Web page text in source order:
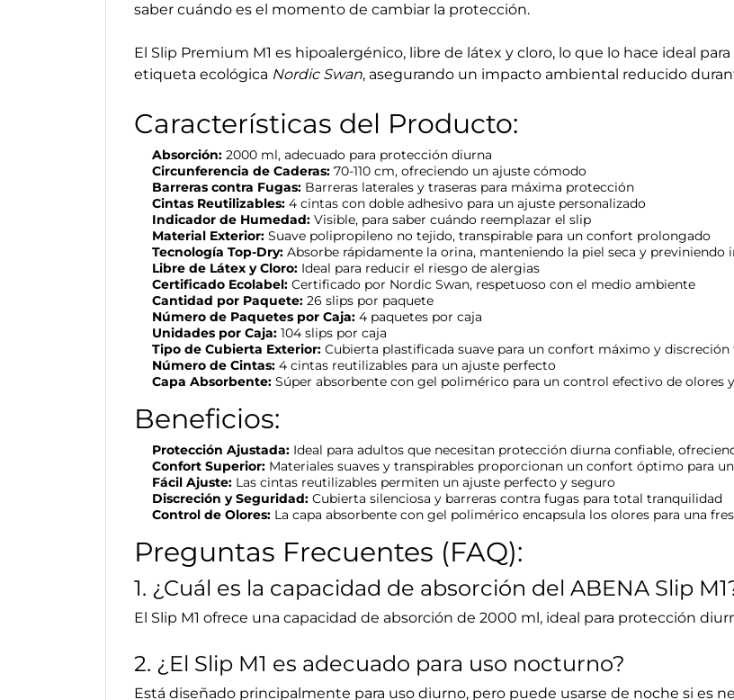
saber cuándo es el momento de cambiar la protección.
El Slip Premium M1 es hipoalergénico, libre de látex y cloro, lo que lo hace ideal
etiqueta ecológica Nordic Swan, asegurando un impacto ambiental reducido
Características del Producto:
Absorción: 2000 ml, adecuado para protección diurna
Circunferencia de Caderas: 70-110 cm, ofreciendo un ajuste cómodo
Barreras contra Fugas: Barreras laterales y traseras para máxima protección
Cintas Reutilizables: 4 cintas con doble adhesivo para un ajuste personalizado
Indicador de Humedad: Visible, para saber cuándo reemplazar el slip
Material Exterior: Suave polipropileno no tejido, transpirable para un confort prolongado
Tecnología Top-Dry: Absorbe rápidamente la orina, manteniendo la piel seca y previniendo
Libre de Látex y Cloro: Ideal para reducir el riesgo de alergias
Certificado Ecolabel: Certificado por Nordic Swan, respetuoso con el medio ambiente
Cantidad por Paquete: 26 slips por paquete
Número de Paquetes por Caja: 4 paquetes por caja
Unidades por Caja: 104 slips por caja
Tipo de Cubierta Exterior: Cubierta plastificada suave para un confort máximo y discreción
Número de Cintas: 4 cintas reutilizables para un ajuste perfecto
Capa Absorbente: Súper absorbente con gel polimérico para un control efectivo de olores
Beneficios:
Protección Ajustada: Ideal para adultos que necesitan protección diurna confiable,
Confort Superior: Materiales suaves y transpirables proporcionan un confort óptimo para
Fácil Ajuste: Las cintas reutilizables permiten un ajuste perfecto y seguro
Discreción y Seguridad: Cubierta silenciosa y barreras contra fugas para total tranquilidad
Control de Olores: La capa absorbente con gel polimérico encapsula los olores para una
Preguntas Frecuentes (FAQ):
1. ¿Cuál es la capacidad de absorción del ABENA Slip
El Slip M1 ofrece una capacidad de absorción de 2000 ml, ideal para protección
2. ¿El Slip M1 es adecuado para uso nocturno?
Está diseñado principalmente para uso diurno, pero puede usarse de noche si es